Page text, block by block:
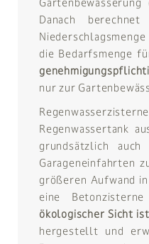
Danach
die Bedarfsmenge
nur zur
Regenwassertank
grundsätzlich
Garageneinfahrten
größeren Aufwand
eine
ökologischer Sicht
hergestellt und